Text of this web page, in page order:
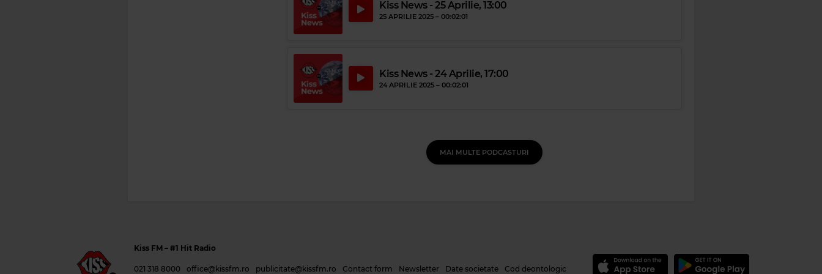
Kiss News - 25 Aprilie, 13:00
25 APRILIE 2025 – 00:02:01
Kiss News - 24 Aprilie, 17:00
24 APRILIE 2025 – 00:02:01
MAI MULTE PODCASTURI
Kiss FM – #1 Hit Radio
021 318 8000 office@kissfm.ro publicitate@kissfm.ro Contact form Newsletter Date societate Cod deontologic